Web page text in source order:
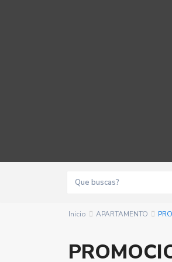
Inicio APARTAMENTO